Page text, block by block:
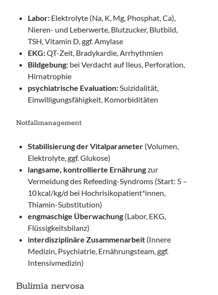
Labor: Elektrolyte (Na, K, Mg, Phosphat, Ca),
Nieren- und Leberwerte, Blutzucker, Blutbild,
TSH, Vitamin D, ggf. Amylase
EKG:QT-Zeit, Bradykardie, Arrhythmien
Bildgebung: bei Verdacht auf Ileus, Perforation,
Hirnatrophie
psychiatrische Evaluation:Suizidalität,
Einwilligungsfähigkeit, Komorbiditäten
Notfallmanagement
Stabilisierung der Vitalparameter (Volumen,
Elektrolyte, ggf. Glukose)
langsame, kontrollierte Ernährungzur
Vermeidung des Refeeding-Syndroms (Start: 5 –
10 kcal/kg/d bei Hochrisikopatient*innen,
Thiamin-Substitution)
engmaschige Überwachung (Labor, EKG,
Flüssigkeitsbilanz)
interdisziplinäre Zusammenarbeit (Innere
Medizin, Psychiatrie, Ernährungsteam, ggf.
Intensivmedizin)
Bulimia nervosa